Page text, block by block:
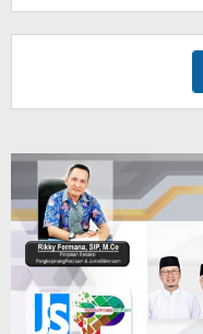
Agustina